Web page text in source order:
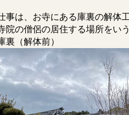
事は、お寺にある庫裏の解体
院の僧侶の居住する場所をい
裏（解体前）